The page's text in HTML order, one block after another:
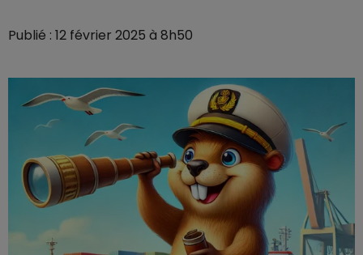
Publié : 12 février 2025 à 8h50